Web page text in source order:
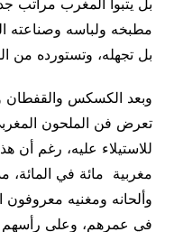
مطبخه ولباسه وصناعته
بل تجهله، وتستورده من
وبعد الكسكس والقفطان
تعرض فن الملحون
للاستيلاء عليه، رغم أن
مغربية مائة في
وألحانه ومغنيه معروفون
في عمرهم، وعلى رأسهم